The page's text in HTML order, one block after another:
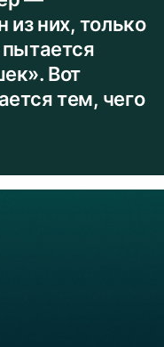
из них, только
пытается
Вот
тем, чего